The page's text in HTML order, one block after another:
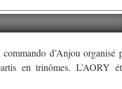
d’Anjou organisé
en trinômes. L’AORY